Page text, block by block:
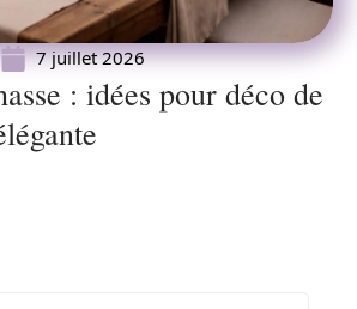
7 juillet 2026
: idées pour déco de